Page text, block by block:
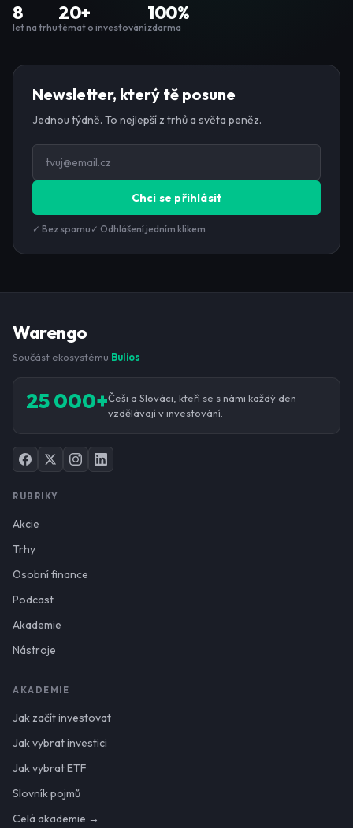
8
let na trhu
20+
témat o investování
100%
zdarma
Newsletter, který tě posune
Jednou týdně. To nejlepší z trhů a světa peněz.
Chci se přihlásit
✓ Bez spamu ✓ Odhlášení jedním klikem
Warengo
Součást ekosystému Bulios
25 000+Češi a Slováci, kteří se s námi každý den
vzdělávají v investování.
RUBRIKY
Akcie
Trhy
Osobní finance
Podcast
Akademie
Nástroje
AKADEMIE
Jak začít investovat
Jak vybrat investici
Jak vybrat ETF
Slovník pojmů
Celá akademie →